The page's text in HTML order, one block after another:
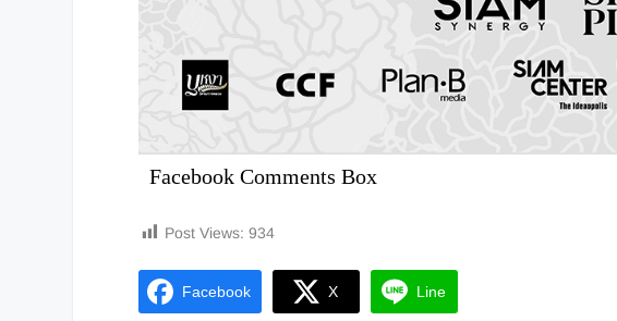
Facebook Comments Box
Post Views: 934
Facebook X Line